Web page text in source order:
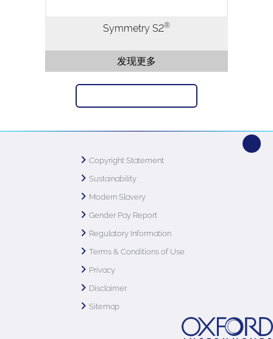
Symmetry S2®
发现更多
Copyright Statement
Sustainability
Modern Slavery
Gender Pay Report
Regulatory Information
Terms & Conditions of Use
Privacy
Disclaimer
Sitemap